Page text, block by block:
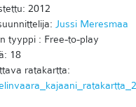
2012
Jussi Meresmaa
tyyppi : Free-to-play
18
ratakartta: